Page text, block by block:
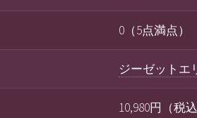
0（5点満点）
ジーゼットエ
10,980円（税込